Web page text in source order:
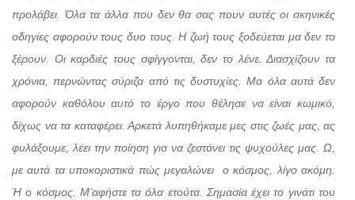
προλάβει. Όλα τα άλλα που δεν θα σας πουν αυτές οι σκηνικές
οδηγίες αφορούν τους δυο τους. Η ζωή τους ξοδεύεται μα δεν το
ξέρουν. Οι καρδιές τους σφίγγονται, δεν το λένε. Διασχίζουν τα
χρόνια, περνώντας σύριζα από τις δυστυχίες. Μα όλα αυτά δεν
αφορούν καθόλου αυτό το έργο που θέλησε να είναι κωμικό,
δίχως να τα καταφέρει. Αρκετά λυπηθήκαμε μες στις ζωές μας, ας
φυλάξουμε, λέει την ποίηση για να ζεστάνει τις ψυχούλες μας. Ω,
με αυτά τα υποκοριστικά πώς μεγαλώνει
ο κόσμος, λίγο ακόμη.
Ή ο κόσμος. Μ’αφήστε τα όλα ετούτα. Σημασία έχει το γινάτι του